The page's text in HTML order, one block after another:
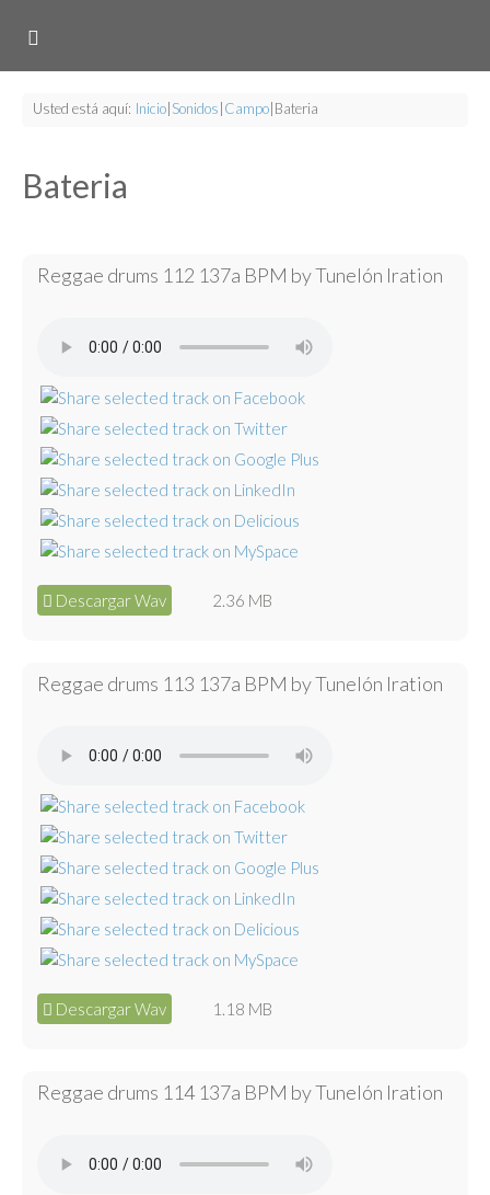
Usted está aquí: Inicio Sonidos Campo Bateria
Bateria
Reggae drums 112 137a BPM by Tunelón Iration
Descargar Wav 2.36 MB
Reggae drums 113 137a BPM by Tunelón Iration
Descargar Wav 1.18 MB
Reggae drums 114 137a BPM by Tunelón Iration